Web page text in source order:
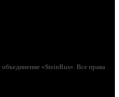
«SteinRus». Все права